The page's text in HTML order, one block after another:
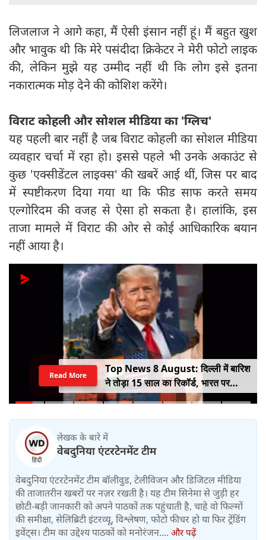
लिजलाज ने आगे कहा, मैं ऐसी इंसान नहीं हूं। मैं बहुत खुश
और भावुक थी कि मेरे पसंदीदा क्रिकेटर ने मेरी फोटो लाइक
की, लेकिन मुझे यह उम्मीद नहीं थी कि लोग इसे इतना
नकारात्मक मोड़ देने की कोशिश करेंगे।
विराट कोहली और सोशल मीडिया का 'ग्लिच'
यह पहली बार नहीं है जब विराट कोहली का सोशल मीडिया
व्यवहार चर्चा में रहा हो। इससे पहले भी उनके अकाउंट से
कुछ 'एक्सीडेंटल लाइक्स' की खबरें आई थीं, जिस पर बाद
में स्पष्टीकरण दिया गया था कि फीड साफ करते समय
एल्गोरिदम की वजह से ऐसा हो सकता है। हालांकि, इस
ताजा मामले में विराट की ओर से कोई आधिकारिक बयान
नहीं आया है।
Top News 8 August: दिल्ली में बारिश
ने तोड़ा 15 साल का रिकॉर्ड, भारत पर
100% टैरिफ का खतरा; Gen Z पर कंगना
Read More
लेखक के बारे में
वेबदुनिया एंटरटेनमेंट टीम
वेबदुनिया एंटरटेनमेंट टीम बॉलीवुड, टेलीविजन और डिजिटल मीडिया
की ताजातरीन खबरों पर नज़र रखती है। यह टीम सिनेमा से जुड़ी हर
छोटी-बड़ी जानकारी को अपने पाठकों तक पहुंचाती है, चाहे वो फिल्मों
की समीक्षा, सेलिब्रिटी इंटरव्यू, विश्लेषण, फोटो फीचर हो या फिर ट्रेंडिंग
इवेंट्स। टीम का उद्देश्य पाठकों को मनोरंजन.... और पढ़ें